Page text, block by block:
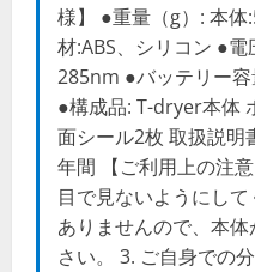
様】 ●重量（g）: 本
材:ABS、シリコン ●
285nm ●バッテリー
●構成品: T-dryer本体
面シール2枚 取扱説明
年間 【ご利用上の注
目で見ないようにし
ありませんので、本
さい。 3. ご自身での